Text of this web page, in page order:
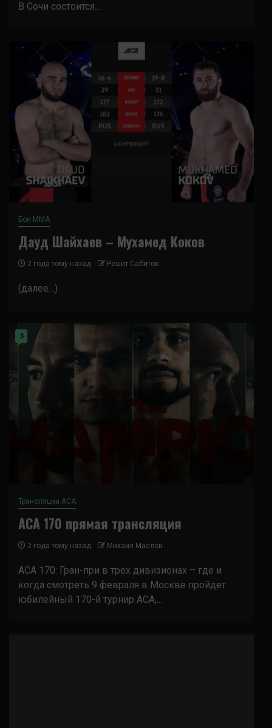
В Сочи состоится...
Бои ММА
Дауд Шайхаев – Мухамед Коков
2 года тому назад Решит Сабитов
(далее…)
3
Трансляции ACA
ACA 170 прямая трансляция
2 года тому назад Михаил Маслов
ACA 170: Гран-при в трех дивизионах – где и
когда смотреть 9 февраля в Москве пройдет
юбилейный 170-й турнир АСА,...